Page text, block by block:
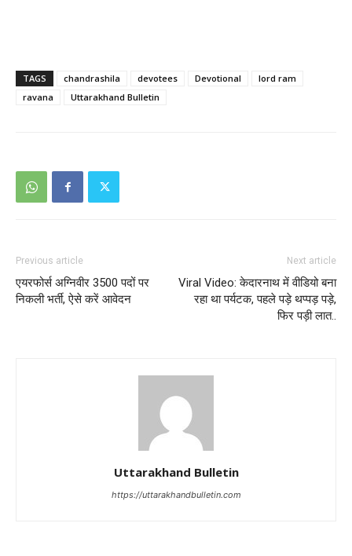
TAGS chandrashila devotees Devotional
lord ram
ravana
Uttarakhand Bulletin
Previous article
एयरफोर्स अग्निवीर 3500 पदों पर
निकली भर्ती, ऐसे करें आवेदन
Next article
Viral Video: केदारनाथ में वीडियो बना
रहा था पर्यटक, पहले पड़े थप्पड़ पड़े,
फिर पड़ी लात..
Uttarakhand Bulletin
https://uttarakhandbulletin.com